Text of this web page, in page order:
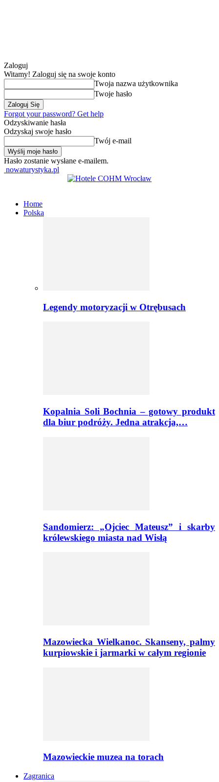
Zaloguj
Witamy! Zaloguj się na swoje konto
Twoja nazwa użytkownika
Twoje hasło
Forgot your password? Get help
Odzyskiwanie hasła
Odzyskaj swoje hasło
Twój e-mail
Hasło zostanie wysłane e-mailem.
nowaturystyka.pl
Home
Polska
Legendy motoryzacji w Otrębusach
Kopalnia Soli Bochnia – gotowy produkt
dla biur podróży. Jedna atrakcja,…
Sandomierz: „Ojciec Mateusz” i skarby
królewskiego miasta nad Wisłą
Mazowiecka Wielkanoc. Skanseny, palmy
kurpiowskie i jarmarki w całym regionie
Mazowieckie muzea na torach
Zagranica